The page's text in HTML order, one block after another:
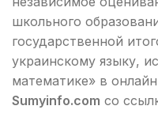
школьного
государственной
украинскому языку,
математике» в
Sumyinfo.com со